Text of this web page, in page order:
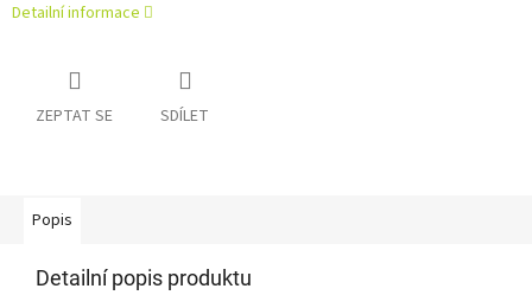
Detailní informace
ZEPTAT SE SDÍLET
Popis
Detailní popis produktu